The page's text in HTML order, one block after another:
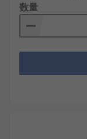
数量